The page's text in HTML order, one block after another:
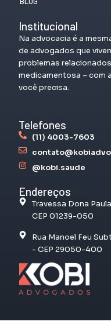
Institucional
Na advocacia é a
de advogados que
problemas
medicamentosa – com
você precisa.
Telefones
(11) 4003-7603
@kobi.saude
Endereços
Travessa Dona
CEP 01239-050
Rua Manoel Feu
- CEP 29050-400